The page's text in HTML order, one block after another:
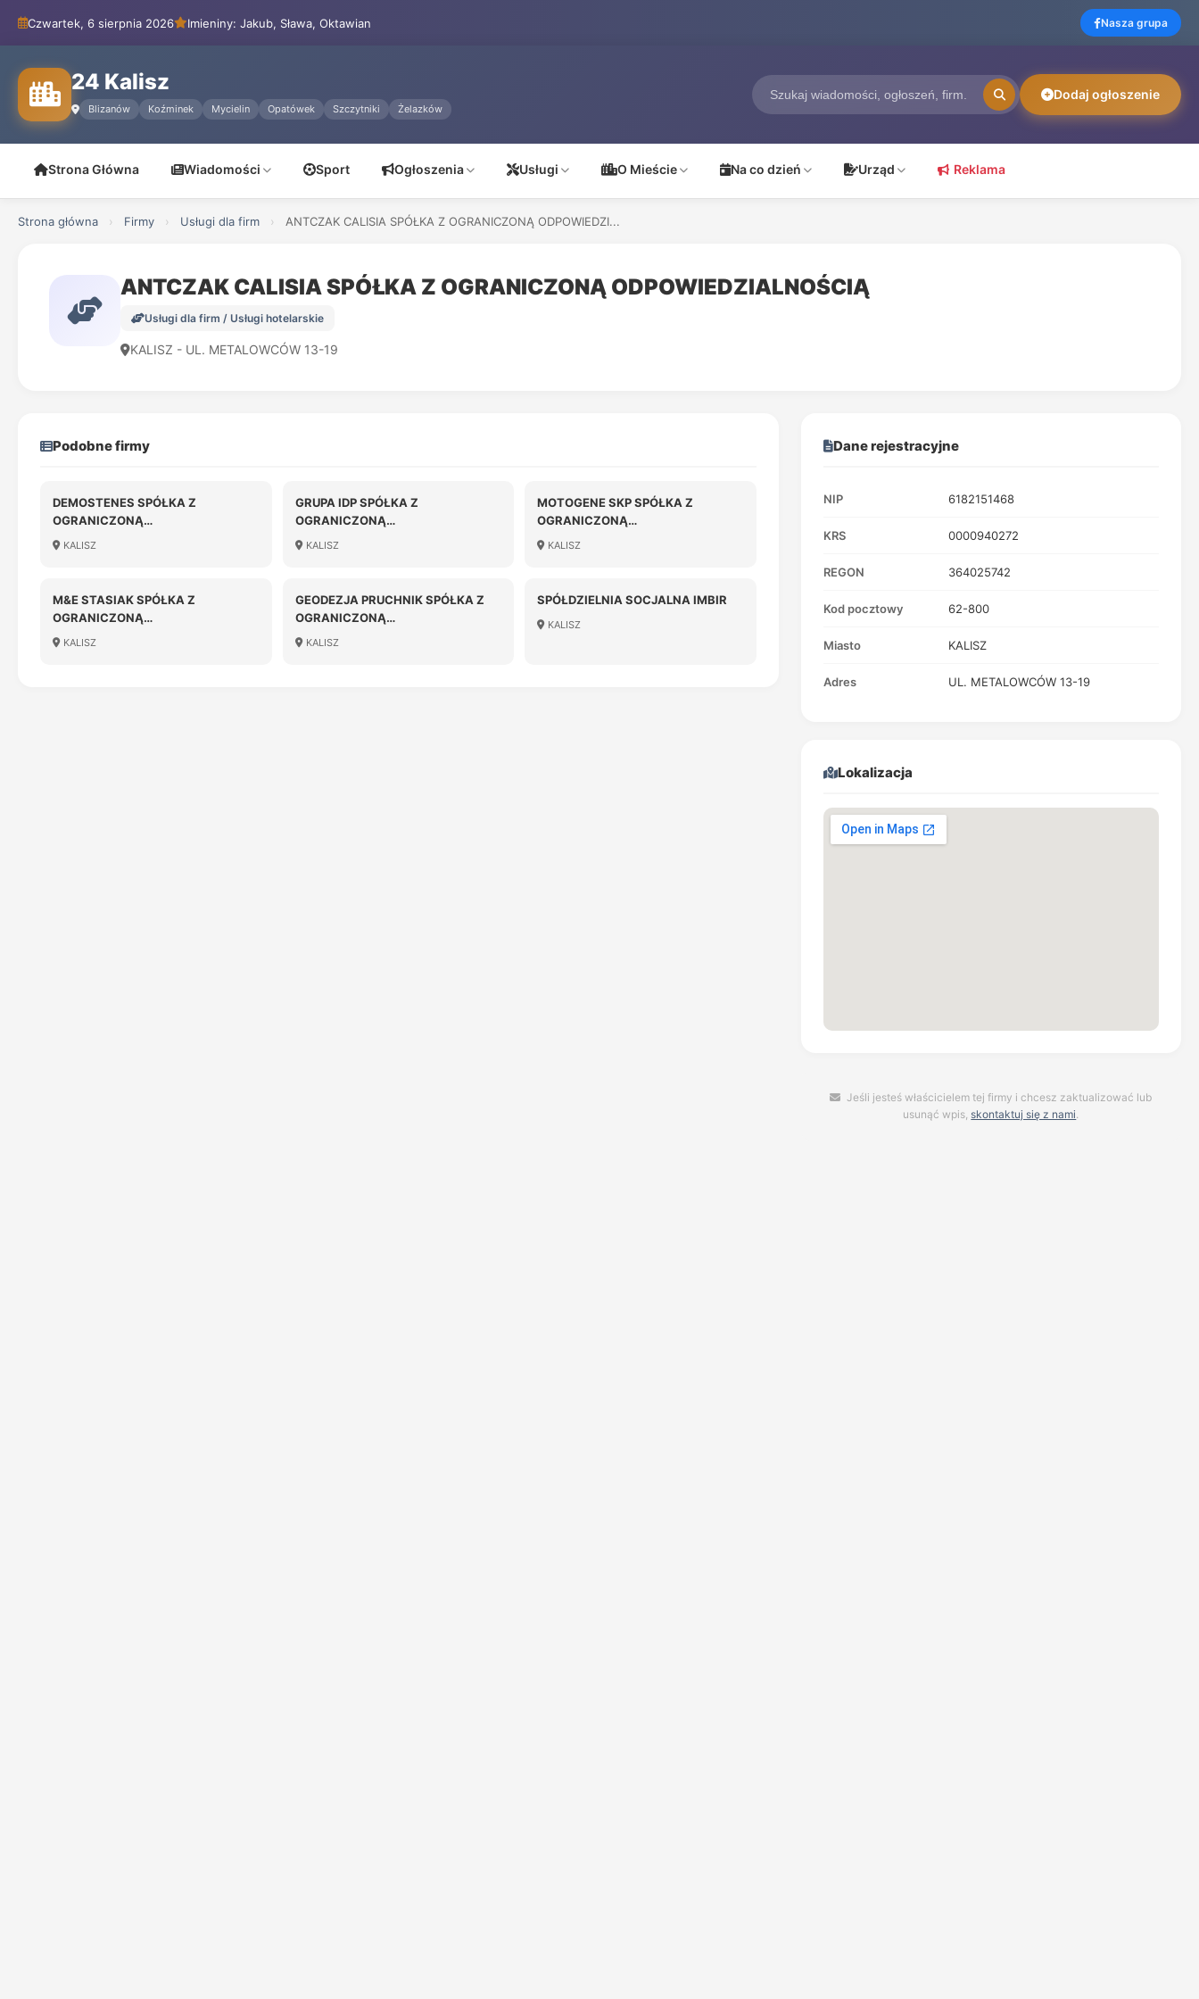
Czwartek, 6 sierpnia 2026 Imieniny: Jakub, Sława, Oktawian Nasza grupa
24 Kalisz
Blizanów Koźminek Mycielin Opatówek Szczytniki Żelazków
Dodaj ogłoszenie
Strona Główna Wiadomości Sport Ogłoszenia Usługi O Mieście Na co dzień Urząd Reklama
Strona główna › Firmy › Usługi dla firm › ANTCZAK CALISIA SPÓŁKA Z OGRANICZONĄ ODPOWIEDZI...
ANTCZAK CALISIA SPÓŁKA Z OGRANICZONĄ ODPOWIEDZIALNOŚCIĄ
Usługi dla firm / Usługi hotelarskie
KALISZ - UL. METALOWCÓW 13-19
Podobne firmy
DEMOSTENES SPÓŁKA Z
OGRANICZONĄ
ODPOWIEDZIALNOŚCIĄ
KALISZ
GRUPA IDP SPÓŁKA Z
OGRANICZONĄ
ODPOWIEDZIALNOŚCIĄ
KALISZ
MOTOGENE SKP SPÓŁKA Z
OGRANICZONĄ
ODPOWIEDZIALNOŚCIĄ
KALISZ
M&E STASIAK SPÓŁKA Z
OGRANICZONĄ
ODPOWIEDZIALNOŚCIĄ
KALISZ
GEODEZJA PRUCHNIK SPÓŁKA Z
OGRANICZONĄ
ODPOWIEDZIALNOŚCIĄ
KALISZ
SPÓŁDZIELNIA SOCJALNA IMBIR
KALISZ
Dane rejestracyjne
NIP 6182151468
KRS 0000940272
REGON 364025742
Kod pocztowy 62-800
Miasto KALISZ
Adres UL. METALOWCÓW 13-19
Lokalizacja
Jeśli jesteś właścicielem tej firmy i chcesz zaktualizować lub
usunąć wpis, skontaktuj się z nami.